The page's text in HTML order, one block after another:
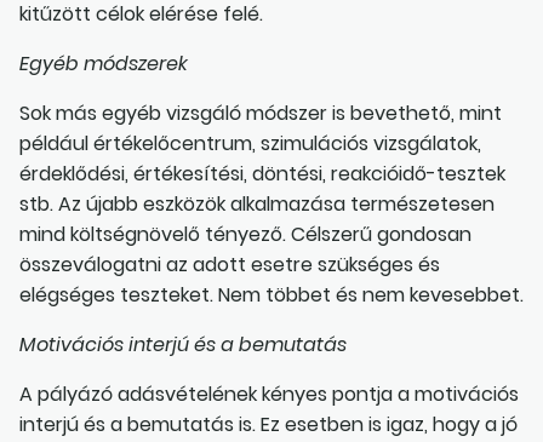
kitűzött célok elérése felé.
Egyéb módszerek
Sok más egyéb vizsgáló módszer is bevethető, mint
például értékelőcentrum, szimulációs vizsgálatok,
érdeklődési, értékesítési, döntési, reakcióidő-tesztek
stb. Az újabb eszközök alkalmazása természetesen
mind költségnövelő tényező. Célszerű gondosan
összeválogatni az adott esetre szükséges és
elégséges teszteket. Nem többet és nem kevesebbet.
Motivációs interjú és a bemutatás
A pályázó adásvételének kényes pontja a motivációs
interjú és a bemutatás is. Ez esetben is igaz, hogy a jó